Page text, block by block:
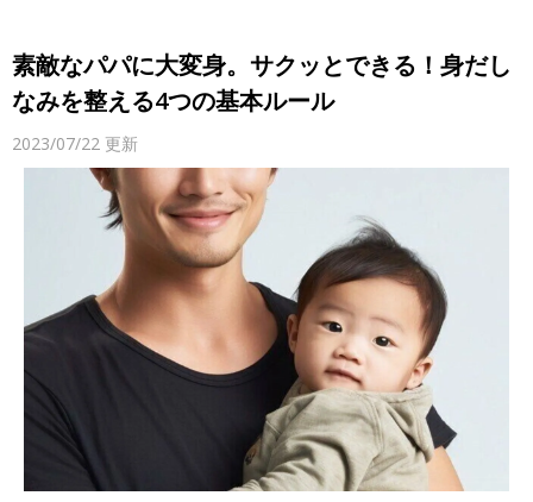
素敵なパパに大変身。サクッとできる！身だし
なみを整える4つの基本ルール
2023/07/22 更新